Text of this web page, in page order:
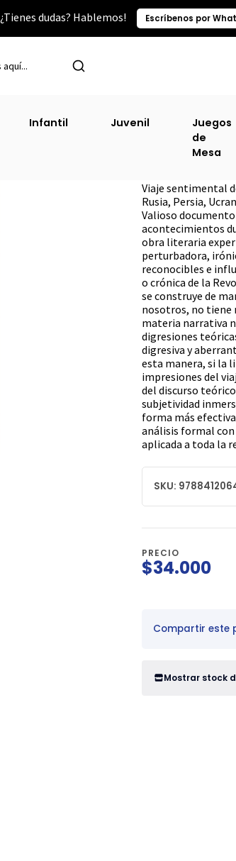
¿Tienes dudas? Hablemos! Escríbenos por
Infantil Juvenil
Juegos
de
Mesa
Viaje
Viaje sentimental
Rusia, Persia,
Valioso
acontecimientos
obra literaria
perturbadora,
reconocibles e
o crónica de la
se construye de
nosotros, no tiene
materia narrativa
digresiones
digresiva y
esta manera, si la
impresiones del
del discurso
subjetividad
forma más
análisis formal con
aplicada a toda la
SKU:
PRECIO
$34.000
Compartir este
Mostrar stock